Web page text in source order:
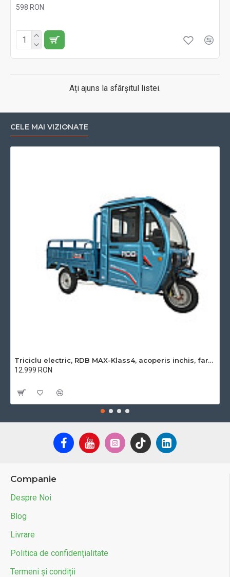
598 RON
Ați ajuns la sfârșitul listei.
CELE MAI VIZIONATE
Triciclu electric, RDB MAX-Klass4, acoperis inchis, fara permis, 72V 32Ah, 4000W, 25km/h
12.999 RON
Companie
Despre Noi
Blog
Livrare
Politica de confidențialitate
Termeni și condiții